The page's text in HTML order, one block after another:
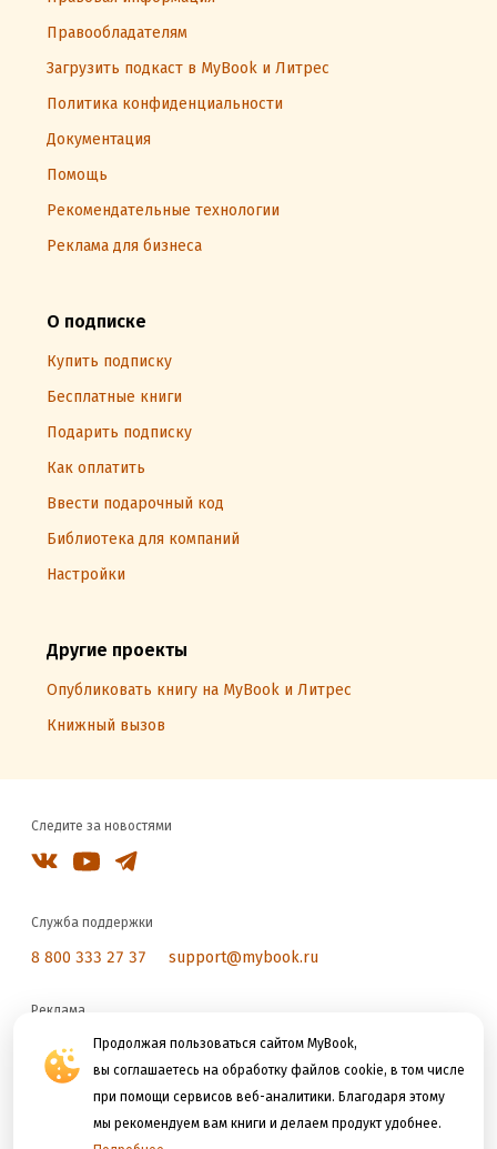
Продолжая пользоваться сайтом MyBook,
вы соглашаетесь на обработку файлов cookie, в том числе
при помощи сервисов веб-аналитики. Благодаря этому
мы рекомендуем вам книги и делаем продукт удобнее.
Правообладателям
Загрузить подкаст в MyBook и Литрес
Политика конфиденциальности
Документация
Помощь
Рекомендательные технологии
Реклама для бизнеса
О подписке
Купить подписку
Бесплатные книги
Подарить подписку
Как оплатить
Ввести подарочный код
Библиотека для компаний
Настройки
Другие проекты
Опубликовать книгу на MyBook и Литрес
Книжный вызов
Следите за новостями
Служба поддержки
8 800 333 27 37 support@mybook.ru
Реклама
reklama@litres.ru
Мы принимаем к оплате